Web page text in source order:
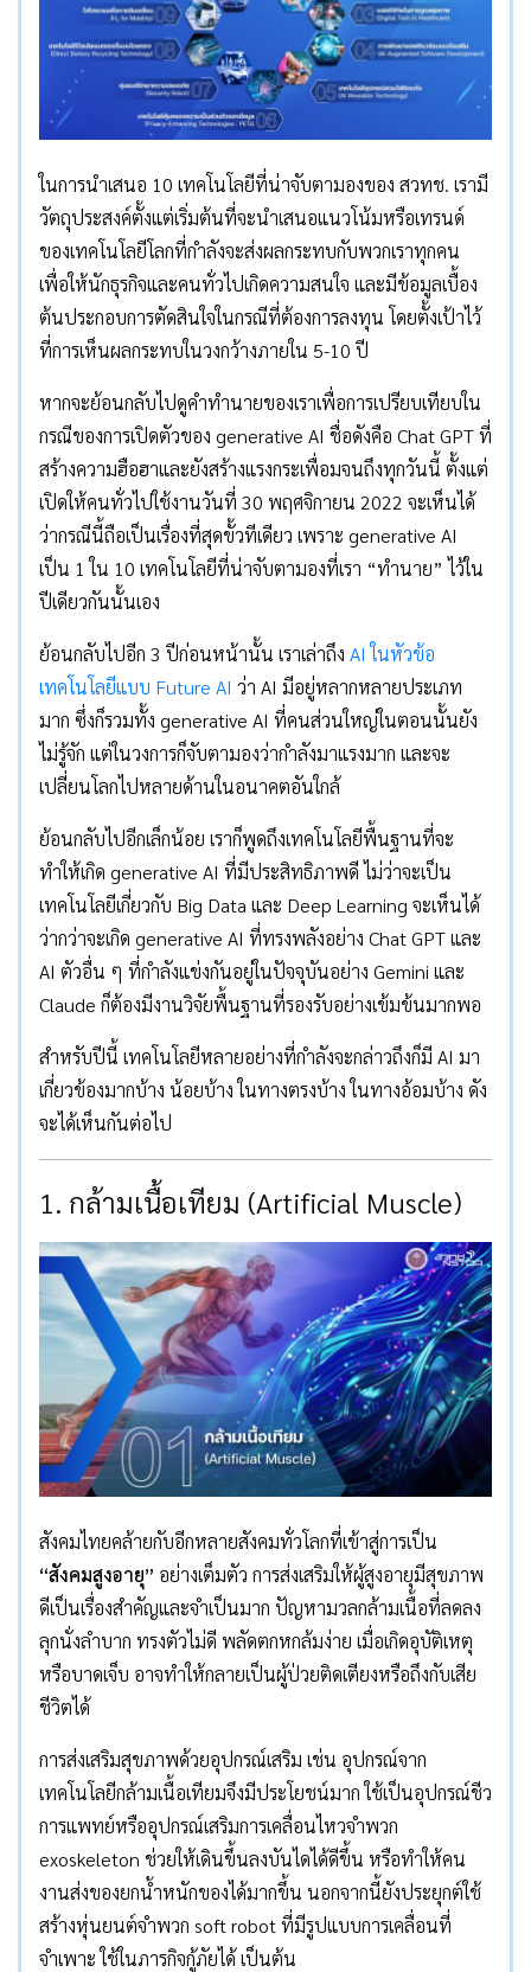
ในการนำเสนอ 10 เทคโนโลยีที่น่าจับตามองของ สวทช. เรามี
วัตถุประสงค์ตั้งแต่เริ่มต้นที่จะนำเสนอแนวโน้มหรือเทรนด์
ของเทคโนโลยีโลกที่กำลังจะส่งผลกระทบกับพวกเราทุกคน
เพื่อให้นักธุรกิจและคนทั่วไปเกิดความสนใจ และมีข้อมูลเบื้อง
ต้นประกอบการตัดสินใจในกรณีที่ต้องการลงทุน โดยตั้งเป้าไว้
ที่การเห็นผลกระทบในวงกว้างภายใน 5-10 ปี
หากจะย้อนกลับไปดูคำทำนายของเราเพื่อการเปรียบเทียบใน
กรณีของการเปิดตัวของ generative AI ชื่อดังคือ Chat GPT ที่
สร้างความฮือฮาและยังสร้างแรงกระเพื่อมจนถึงทุกวันนี้ ตั้งแต่
เปิดให้คนทั่วไปใช้งานวันที่ 30 พฤศจิกายน 2022 จะเห็นได้
ว่ากรณีนี้ถือเป็นเรื่องที่สุดขั้วทีเดียว เพราะ generative AI
เป็น 1 ใน 10 เทคโนโลยีที่น่าจับตามองที่เรา “ทำนาย” ไว้ใน
ปีเดียวกันนั้นเอง
ย้อนกลับไปอีก 3 ปีก่อนหน้านั้น เราเล่าถึง AI ในหัวข้อ
เทคโนโลยีแบบ Future AI ว่า AI มีอยู่หลากหลายประเภท
มาก ซึ่งก็รวมทั้ง generative AI ที่คนส่วนใหญ่ในตอนนั้นยัง
ไม่รู้จัก แต่ในวงการก็จับตามองว่ากำลังมาแรงมาก และจะ
เปลี่ยนโลกไปหลายด้านในอนาคตอันใกล้
ย้อนกลับไปอีกเล็กน้อย เราก็พูดถึงเทคโนโลยีพื้นฐานที่จะ
ทำให้เกิด generative AI ที่มีประสิทธิภาพดี ไม่ว่าจะเป็น
เทคโนโลยีเกี่ยวกับ Big Data และ Deep Learning จะเห็นได้
ว่ากว่าจะเกิด generative AI ที่ทรงพลังอย่าง Chat GPT และ
AI ตัวอื่น ๆ ที่กำลังแข่งกันอยู่ในปัจจุบันอย่าง Gemini และ
Claude ก็ต้องมีงานวิจัยพื้นฐานที่รองรับอย่างเข้มข้นมากพอ
สำหรับปีนี้ เทคโนโลยีหลายอย่างที่กำลังจะกล่าวถึงก็มี AI มา
เกี่ยวข้องมากบ้าง น้อยบ้าง ในทางตรงบ้าง ในทางอ้อมบ้าง ดัง
จะได้เห็นกันต่อไป
1. กล้ามเนื้อเทียม (Artificial Muscle)
สังคมไทยคล้ายกับอีกหลายสังคมทั่วโลกที่เข้าสู่การเป็น
“สังคมสูงอายุ” อย่างเต็มตัว การส่งเสริมให้ผู้สูงอายุมีสุขภาพ
ดีเป็นเรื่องสำคัญและจำเป็นมาก ปัญหามวลกล้ามเนื้อที่ลดลง
ลุกนั่งลำบาก ทรงตัวไม่ดี พลัดตกหกล้มง่าย เมื่อเกิดอุบัติเหตุ
หรือบาดเจ็บ อาจทำให้กลายเป็นผู้ป่วยติดเตียงหรือถึงกับเสีย
ชีวิตได้
การส่งเสริมสุขภาพด้วยอุปกรณ์เสริม เช่น อุปกรณ์จาก
เทคโนโลยีกล้ามเนื้อเทียมจึงมีประโยชน์มาก ใช้เป็นอุปกรณ์ชีว
การแพทย์หรืออุปกรณ์เสริมการเคลื่อนไหวจำพวก
exoskeleton ช่วยให้เดินขึ้นลงบันไดได้ดีขึ้น หรือทำให้คน
งานส่งของยกน้ำหนักของได้มากขึ้น นอกจากนี้ยังประยุกต์ใช้
สร้างหุ่นยนต์จำพวก soft robot ที่มีรูปแบบการเคลื่อนที่
จำเพาะ ใช้ในภารกิจกู้ภัยได้ เป็นต้น